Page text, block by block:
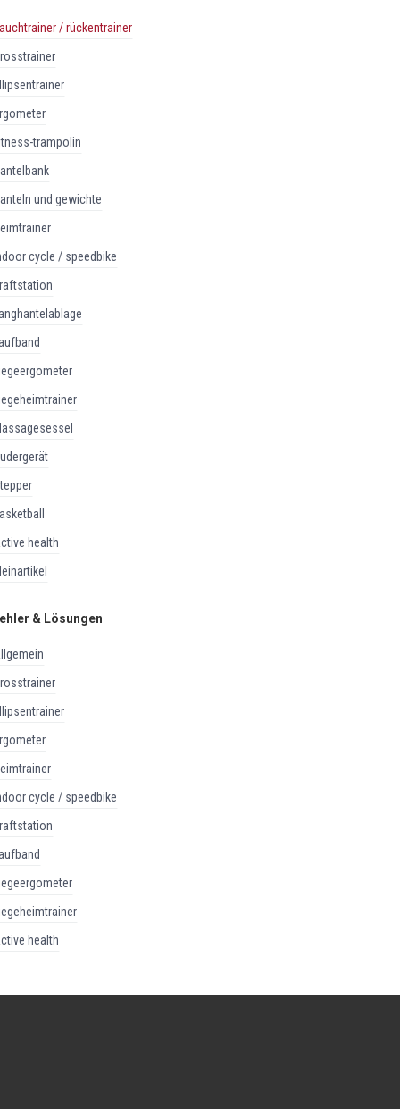
bauchtrainer / rückentrainer
crosstrainer
ellipsentrainer
ergometer
trampolin
hantelbank
hanteln und gewichte
heimtrainer
cycle / speedbike
kraftstation
massagesessel
rudergerät
stepper
basketball
active health
kleinartikel
& Lösungen
allgemein
crosstrainer
ellipsentrainer
ergometer
heimtrainer
cycle / speedbike
kraftstation
active health